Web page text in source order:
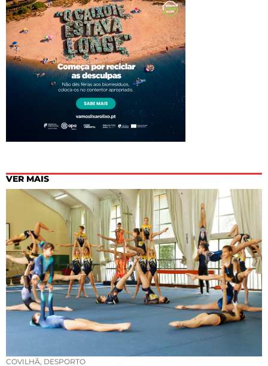
VER MAIS
COVILHÃ, DESPORTO